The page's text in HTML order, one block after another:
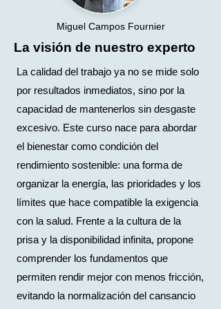
Miguel Campos Fournier
La visión de nuestro experto
La calidad del trabajo ya no se mide solo
por resultados inmediatos, sino por la
capacidad de mantenerlos sin desgaste
excesivo. Este curso nace para abordar
el bienestar como condición del
rendimiento sostenible: una forma de
organizar la energía, las prioridades y los
límites que hace compatible la exigencia
con la salud. Frente a la cultura de la
prisa y la disponibilidad infinita, propone
comprender los fundamentos que
permiten rendir mejor con menos fricción,
evitando la normalización del cansancio